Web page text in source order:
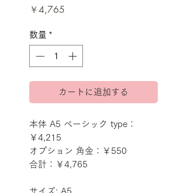
￥4,765
数量 *
カートに追加する
本体 A5 ベーシック type：
￥4,215
オプション 角金：￥550
合計：￥4,765
サイズ: A5